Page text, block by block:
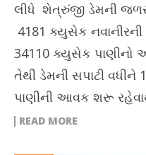
લીધે શેત્રુંજી ડેમની
4181 ક્યુસેક
34110 ક્યુસેક પાણીનો
તેથી ડેમની સપાટી
પાણીની આવક શરૂ
READ MORE